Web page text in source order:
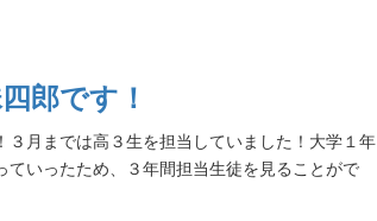
郎です！
月までは高３生を担当していました！大学１年
いったため、３年間担当生徒を見ることがで